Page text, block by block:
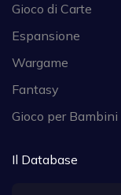
Gioco di Carte
Espansione
Wargame
Fantasy
Gioco per Bambini
Il Database